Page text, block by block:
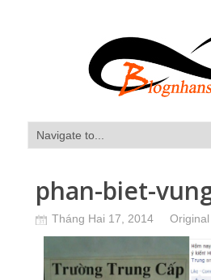
phan-biet-
Tháng Hai 17, 2014